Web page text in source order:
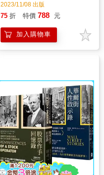
2023/11/08 出版
75 折 特價 788 元
加入購物車